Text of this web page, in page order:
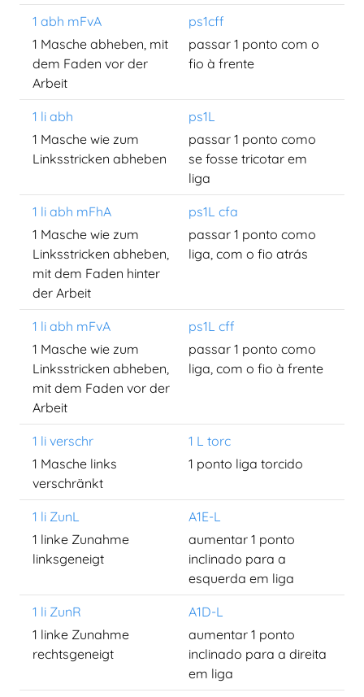
1 abh mFvA
ps1cff
1 Masche abheben, mit
dem Faden vor der
Arbeit
passar 1 ponto com o
fio à frente
1 li abh
ps1L
1 Masche wie zum
Linksstricken abheben
passar 1 ponto como
se fosse tricotar em
liga
1 li abh mFhA
ps1L cfa
1 Masche wie zum
Linksstricken abheben,
mit dem Faden hinter
der Arbeit
passar 1 ponto como
liga, com o fio atrás
1 li abh mFvA
ps1L cff
1 Masche wie zum
Linksstricken abheben,
mit dem Faden vor der
Arbeit
passar 1 ponto como
liga, com o fio à frente
1 li verschr
1 L torc
1 Masche links
verschränkt
1 ponto liga torcido
1 li ZunL
A1E-L
1 linke Zunahme
linksgeneigt
aumentar 1 ponto
inclinado para a
esquerda em liga
1 li ZunR
A1D-L
1 linke Zunahme
rechtsgeneigt
aumentar 1 ponto
inclinado para a direita
em liga